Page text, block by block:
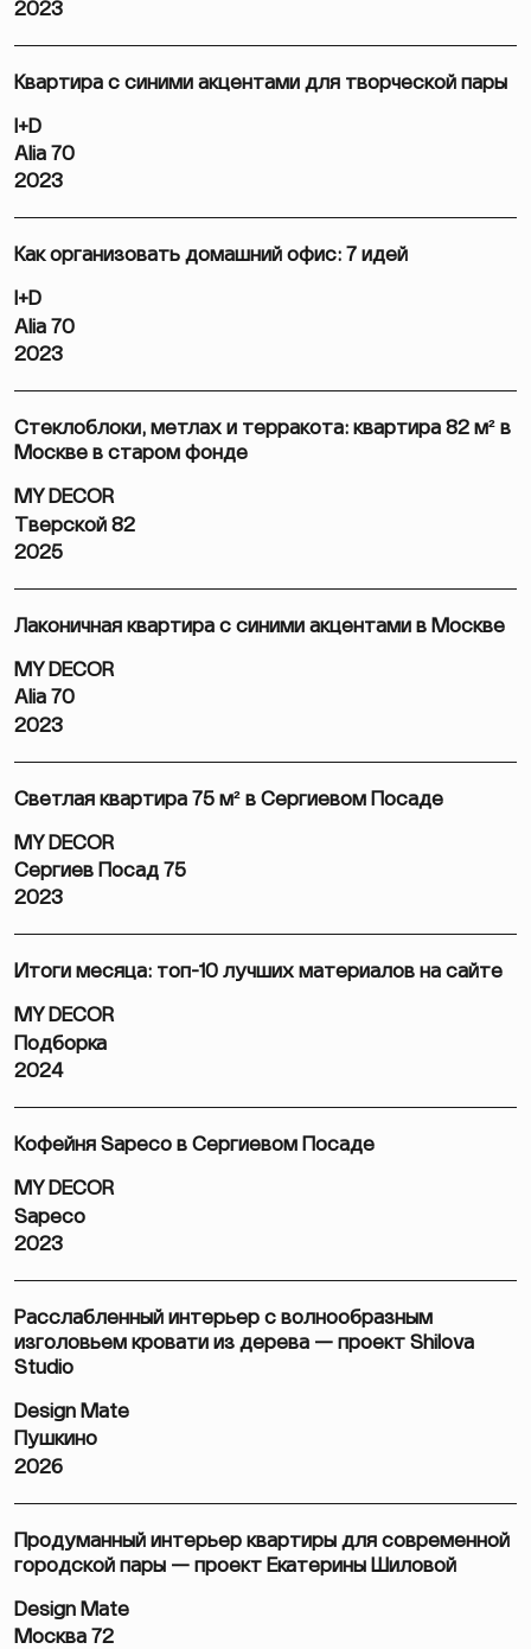
2023
Квартира с синими акцентами для творческой пары
I+D
Alia 70
2023
Как организовать домашний офис: 7 идей
I+D
Alia 70
2023
Стеклоблоки, метлах и терракота: квартира 82 м² в
Москве в старом фонде
MY DECOR
Тверской 82
2025
Лаконичная квартира с синими акцентами в Москве
MY DECOR
Alia 70
2023
Светлая квартира 75 м² в Сергиевом Посаде
MY DECOR
Сергиев Посад 75
2023
Итоги месяца: топ-10 лучших материалов на сайте
MY DECOR
Подборка
2024
Кофейня Sapeco в Сергиевом Посаде
MY DECOR
Sapeco
2023
Расслабленный интерьер с волнообразным
изголовьем кровати из дерева — проект Shilova
Studio
Design Mate
Пушкино
2026
Продуманный интерьер квартиры для современной
городской пары — проект Екатерины Шиловой
Design Mate
Москва 72